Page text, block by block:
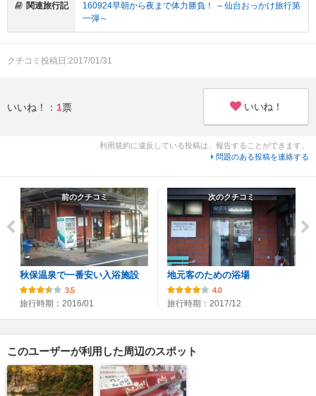
関連旅行記
160924早朝から夜まで体力勝負！ ～仙台おっかけ旅行第
一弾～
クチコミ投稿日:2017/01/31
いいね！： 1票 いいね！
利用規約に違反している投稿は、報告することができます。
問題のある投稿を連絡する
前のクチコミ
秋保温泉で一番安い入浴施設
3.5
旅行時期：2016/01
次のクチコミ
地元客のための浴場
4.0
旅行時期：2017/12
このユーザーが利用した周辺のスポット